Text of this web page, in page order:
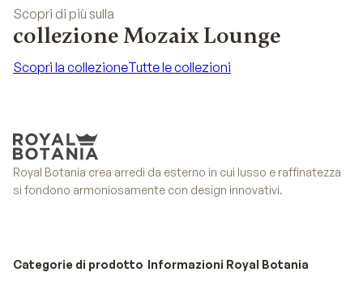
Scopri di più sulla
collezione Mozaix Lounge
Scopri la collezioneTutte le collezioni
Royal Botania crea arredi da esterno in cui lusso e raffinatezza
si fondono armoniosamente con design innovativi.
Categorie di prodotto Informazioni Royal Botania